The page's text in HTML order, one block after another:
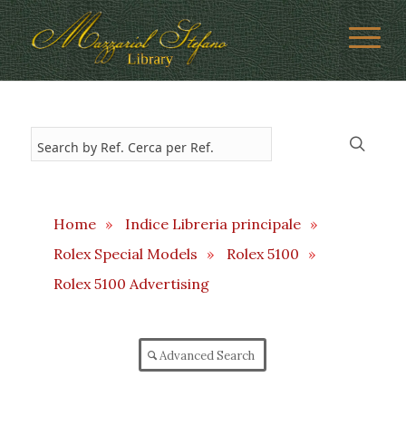
Home » Indice Libreria principale »
Rolex Special Models » Rolex 5100 »
Rolex 5100 Advertising
Advanced Search